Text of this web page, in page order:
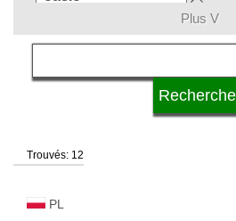
domaines d'études
système d'études
Plus V
Trouvés: 12
PL